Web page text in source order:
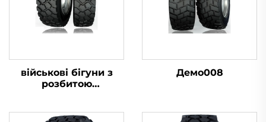
військові бігуни з
розбитою
Демо008